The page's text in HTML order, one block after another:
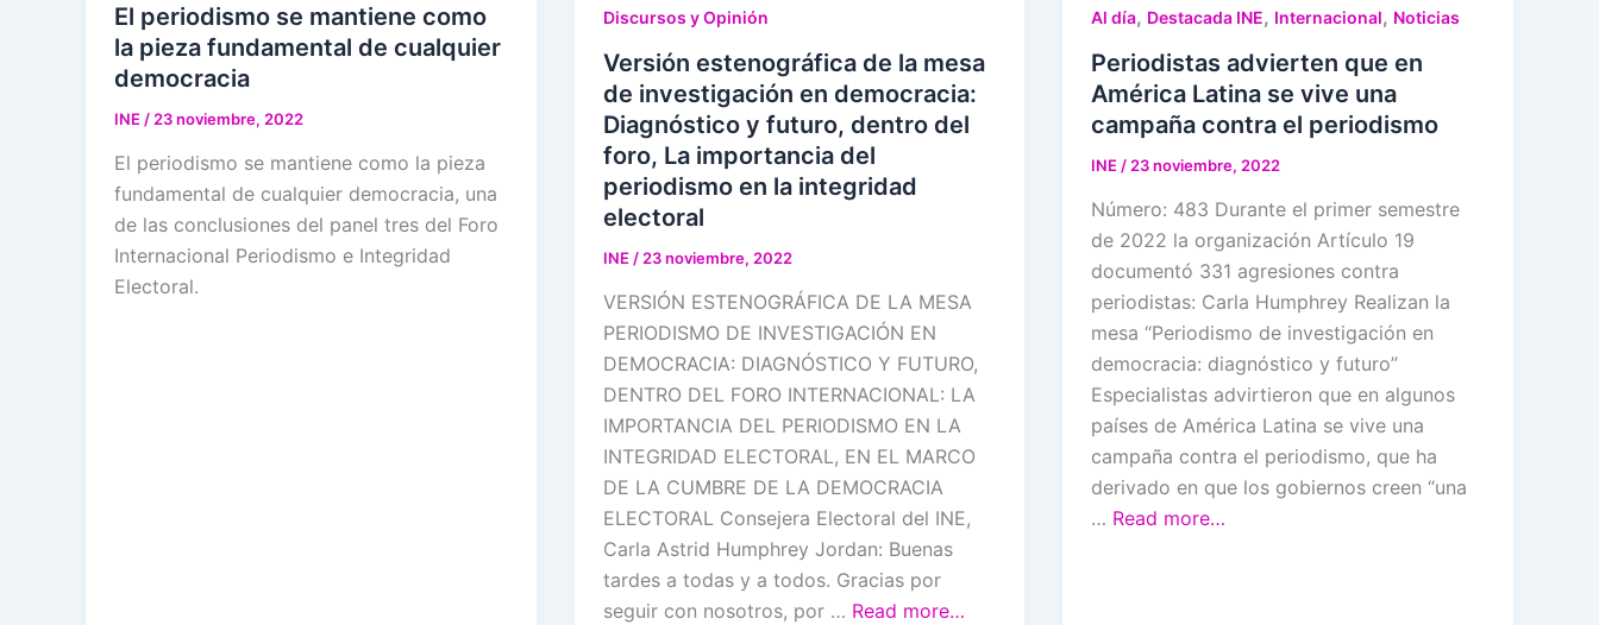
El periodismo se mantiene como
la pieza fundamental de cualquier
democracia
INE / 23 noviembre, 2022
El periodismo se mantiene como la pieza
fundamental de cualquier democracia, una
de las conclusiones del panel tres del Foro
Internacional Periodismo e Integridad
Electoral.
Discursos y Opinión
Versión estenográfica de la mesa
de investigación en democracia:
Diagnóstico y futuro, dentro del
foro, La importancia del
periodismo en la integridad
electoral
INE / 23 noviembre, 2022
VERSIÓN ESTENOGRÁFICA DE LA MESA
PERIODISMO DE INVESTIGACIÓN EN
DEMOCRACIA: DIAGNÓSTICO Y FUTURO,
DENTRO DEL FORO INTERNACIONAL: LA
IMPORTANCIA DEL PERIODISMO EN LA
INTEGRIDAD ELECTORAL, EN EL MARCO
DE LA CUMBRE DE LA DEMOCRACIA
ELECTORAL Consejera Electoral del INE,
Carla Astrid Humphrey Jordan: Buenas
tardes a todas y a todos. Gracias por
seguir con nosotros, por … Read more…
Al día, Destacada INE, Internacional, Noticias
Periodistas advierten que en
América Latina se vive una
campaña contra el periodismo
INE / 23 noviembre, 2022
Número: 483 Durante el primer semestre
de 2022 la organización Artículo 19
documentó 331 agresiones contra
periodistas: Carla Humphrey Realizan la
mesa “Periodismo de investigación en
democracia: diagnóstico y futuro”
Especialistas advirtieron que en algunos
países de América Latina se vive una
campaña contra el periodismo, que ha
derivado en que los gobiernos creen “una
… Read more…